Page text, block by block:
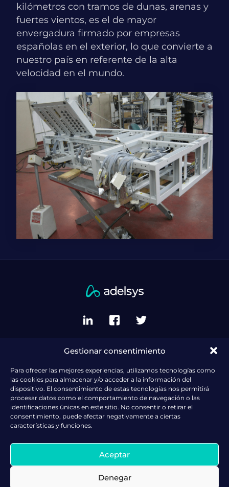
Gestionar consentimiento
Para ofrecer las mejores experiencias, utilizamos tecnologías como
las cookies para almacenar y/o acceder a la información del
dispositivo. El consentimiento de estas tecnologías nos permitirá
procesar datos como el comportamiento de navegación o las
identificaciones únicas en este sitio. No consentir o retirar el
consentimiento, puede afectar negativamente a ciertas
características y funciones.
Aceptar
Denegar
kilómetros con tramos de dunas, arenas y
fuertes vientos, es el de mayor
envergadura firmado por empresas
españolas en el exterior, lo que convierte a
nuestro país en referente de la alta
velocidad en el mundo.
Política de privacidad del sitio
Política de cookies (UE)
Politica de gestión
Política de RSE
Política de Prevención de Riesgos Laborales
Política Ambiental
Buscamos Talento